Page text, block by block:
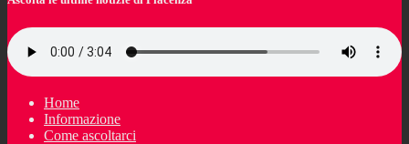
Home
Informazione
Come ascoltarci